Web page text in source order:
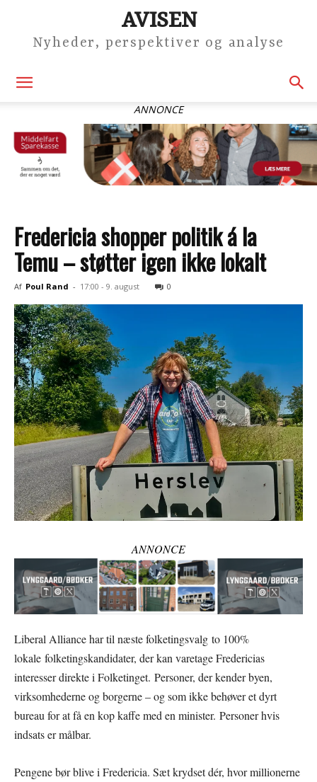
AVISEN
Nyheder, perspektiver og analyse
ANNONCE
Fredericia shopper politik á la
Temu – støtter igen ikke lokalt
Af Poul Rand - 17:00 - 9. august 0
ANNONCE
Liberal Alliance har til næste folketingsvalg to 100%
lokale folketingskandidater, der kan varetage Fredericias
interesser direkte i Folketinget. Personer, der kender byen,
virksomhederne og borgerne – og som ikke behøver et dyrt
bureau for at få en kop kaffe med en minister. Personer hvis
indsats er målbar.
Pengene bør blive i Fredericia. Sæt krydset dér, hvor millionerne